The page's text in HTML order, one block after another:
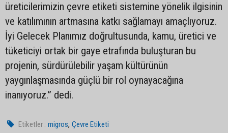
üreticilerimizin çevre etiketi sistemine yönelik ilgisinin
ve katılımının artmasına katkı sağlamayı amaçlıyoruz.
İyi Gelecek Planımız doğrultusunda, kamu, üretici ve
tüketiciyi ortak bir gaye etrafında buluşturan bu
projenin, sürdürülebilir yaşam kültürünün
yaygınlaşmasında güçlü bir rol oynayacağına
inanıyoruz.” dedi.
Etiketler : migros,Çevre Etiketi